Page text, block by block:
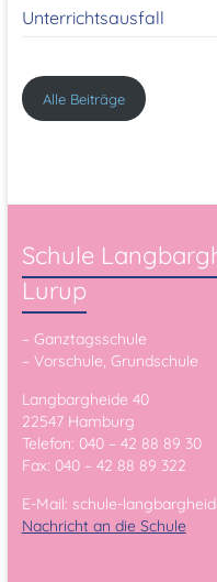
Unterrichtsausfall
Alle Beiträge
Schule
Lurup
– Ganztagsschule
– Vorschule, Grundschule
Langbargheide 40
22547 Hamburg
Telefon: 040 – 42 88 89 30
Fax: 040 – 42 88 89 322
E-Mail: schule-
Nachricht an die Schule